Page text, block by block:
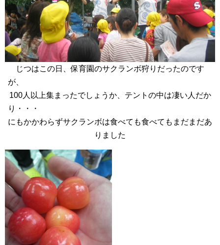
じつはこの日、保育園のサクランボ狩りだったのです
が、
100人以上集まったでしょうか、テントの中は凄い人だか
り・・・
にもかかわらずサクランボは食べても食べてもまだまだあ
りました